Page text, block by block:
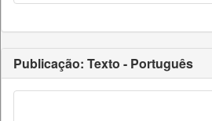
Publicação: Texto - Português